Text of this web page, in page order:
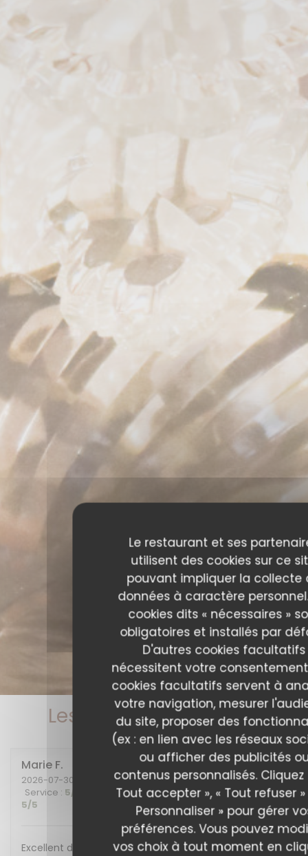
Le restaurant et ses
utilisent des cookies sur ce
pouvant impliquer la collecte
données à caractère
cookies dits « nécessaires »
obligatoires et installés par
D'autres cookies facultatifs
nécessitent votre
cookies facultatifs servent à
votre navigation, mesurer
du site, proposer des
(ex : en lien avec les réseaux
ou afficher des publicités
contenus personnalisés. Cliquez
Tout accepter », « Tout refuser »
Personnaliser » pour gérer
préférences. Vous pouvez
vos choix à tout moment en
Les avis de nos clients
Marie F
2026-07-30
- 20:00 - Couverts 2
Service : 5/5 Ambiance: 5 /5 Cuisine: 5 /5 Qualité / Prix:
5/5
Excellent diner et excellente soirée, nous